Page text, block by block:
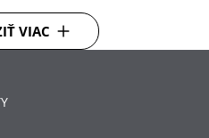
všetky typy varných
VIAC